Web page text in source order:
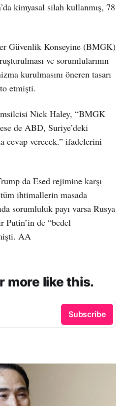
kimyasal silah kullanmış, 78
Güvenlik Konseyine (BMGK)
ve sorumlularının
kurulmasını öneren tasarı
etmişti.
Nick Haley, “BMGK
de ABD, Suriye’deki
cevap verecek.” ifadelerini
da Esed rejimine karşı
ihtimallerin masada
sorumluluk payı varsa Rusya
Putin’in de “bedel
AA
more like this.
Subscribe